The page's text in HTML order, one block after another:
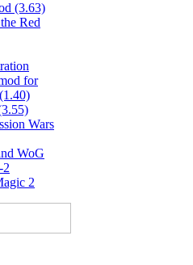
(3.63)
Red
for
Wars
WoG
2
2